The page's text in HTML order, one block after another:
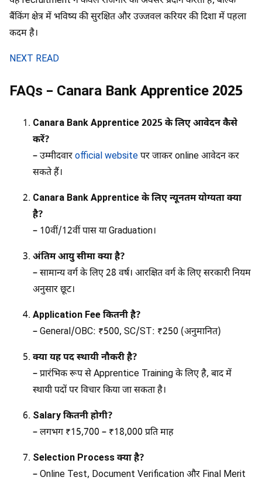
बैंकिंग क्षेत्र में भविष्य की सुरक्षित और उज्जवल करियर की दिशा में पहला
कदम है।
NEXT READ
FAQs – Canara Bank Apprentice 2025
Canara Bank Apprentice 2025 के लिए आवेदन कैसे
करें?
– उम्मीदवारofficialwebsiteपर जाकर online आवेदन कर
सकते हैं।
Canara Bank Apprentice के लिए न्यूनतम योग्यता क्या
है?
– 10वीं/12वीं पास या Graduation।
अंतिम आयु सीमा क्या है?
– सामान्य वर्ग के लिए 28 वर्ष। आरक्षित वर्ग के लिए सरकारी नियम
अनुसार छूट।
Application Fee कितनी है?
– General/OBC: ₹500, SC/ST: ₹250 (अनुमानित)
क्या यह पद स्थायी नौकरी है?
– प्रारंभिक रूप से Apprentice Training के लिए है, बाद में
स्थायी पदों पर विचार किया जा सकता है।
Salary कितनी होगी?
– लगभग ₹15,700 – ₹18,000 प्रति माह
Selection Process क्या है?
– Online Test, Document Verification और Final Merit